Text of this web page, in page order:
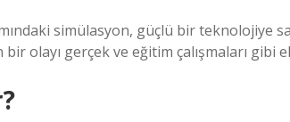
simülasyon, güçlü bir teknolojiye
olayı gerçek ve eğitim çalışmaları gibi